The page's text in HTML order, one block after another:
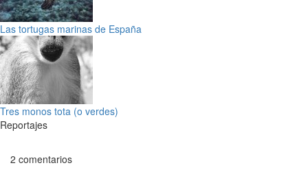
Las tortugas marinas de España
Tres monos tota (o verdes)
Reportajes
2 comentarios